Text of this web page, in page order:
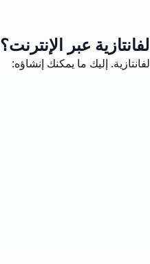
عبر الإنترنت؟
إليك ما يمكنك إنشاؤه: